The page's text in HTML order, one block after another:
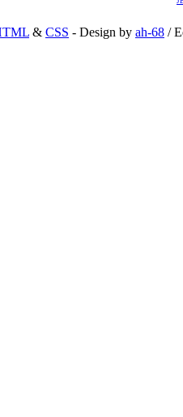
& CSS - Design by ah-68 /